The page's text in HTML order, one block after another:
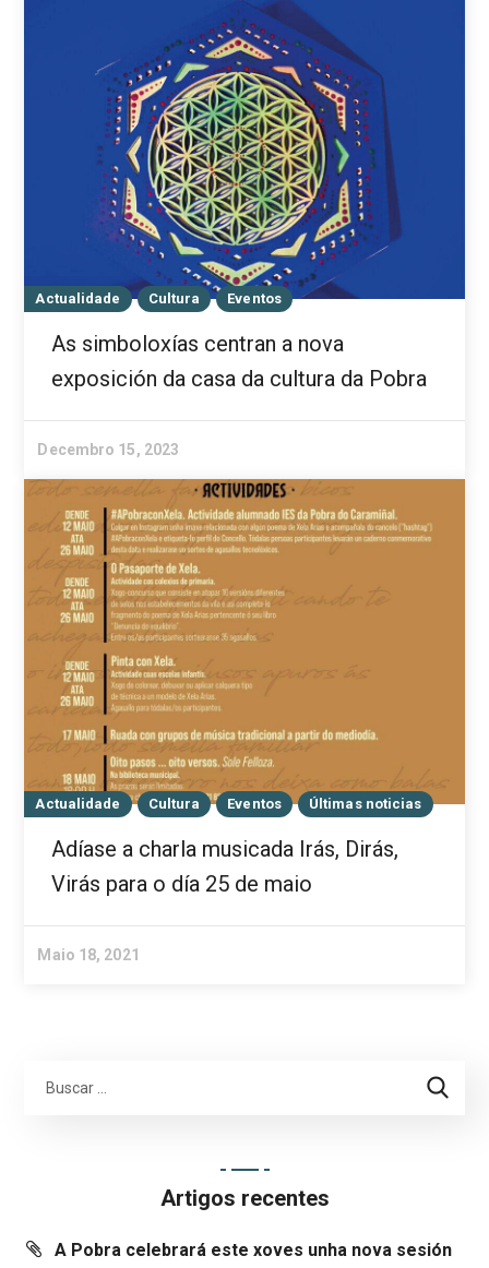
Actualidade Cultura Eventos
As simboloxías centran a nova
exposición da casa da cultura da Pobra
Decembro 15, 2023
Actualidade Cultura Eventos Últimas noticias
Adíase a charla musicada Irás, Dirás,
Virás para o día 25 de maio
Maio 18, 2021
Artigos recentes
A Pobra celebrará este xoves unha nova sesión